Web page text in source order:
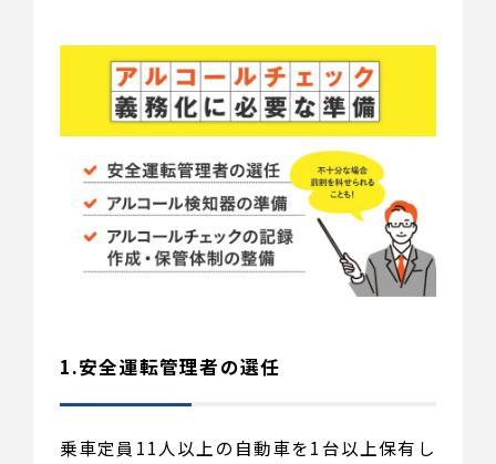
1.安全運転管理者の選任
乗車定員11人以上の自動車を1台以上保有し